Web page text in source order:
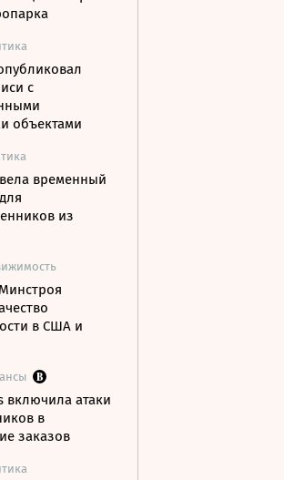
с
объектами
временный
из
в США и
включила атаки
в
заказов